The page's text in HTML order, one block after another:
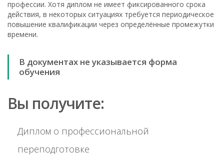
профессии. Хотя диплом не имеет фиксированного срока
действия, в некоторых ситуациях требуется периодическое
повышение квалификации через определённые промежутки
времени.
В документах не указывается форма
обучения
Вы получите:
Диплом о профессиональной
переподготовке